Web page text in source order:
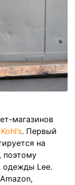
магазинов
Kohl’s. Первый
на
поэтому
одежды Lee.